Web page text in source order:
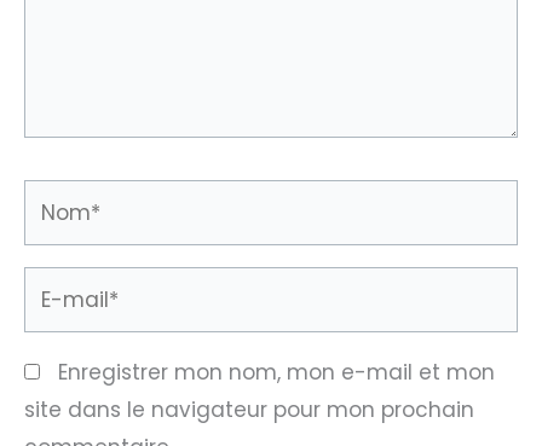
Nom*
E-
Enregistrer mon nom, mon e-mail et mon
site dans le navigateur pour mon prochain